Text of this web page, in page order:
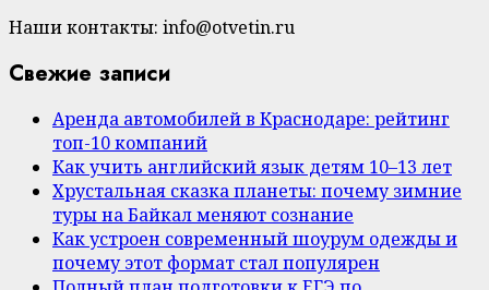
Наши контакты: info@otvetin.ru
Свежие записи
Аренда автомобилей в Краснодаре: рейтинг
топ-10 компаний
Как учить английский язык детям 10–13 лет
Хрустальная сказка планеты: почему зимние
туры на Байкал меняют сознание
Как устроен современный шоурум одежды и
почему этот формат стал популярен